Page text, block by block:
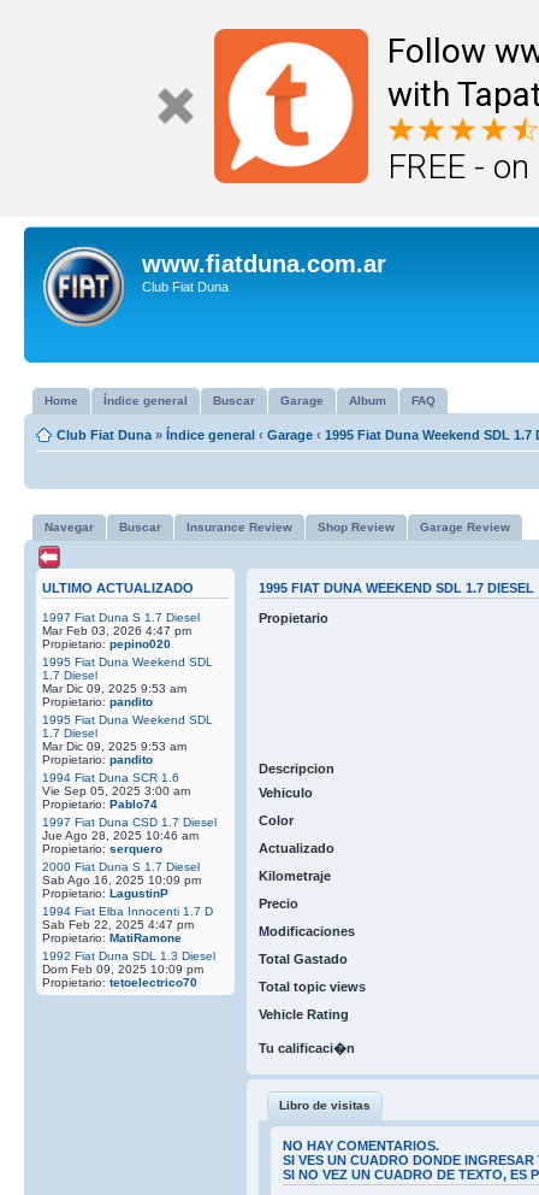
Follow
with
FREE -
www.fiatduna.com.ar
Club Fiat Duna
Home Índice general Buscar Garage Album FAQ
Club Fiat Duna » Índice general ‹ Garage ‹ 1995 Fiat Duna Weekend SDL 1.7
Navegar Buscar Insurance Review Shop Review Garage Review
ULTIMO ACTUALIZADO
1997 Fiat Duna S 1.7 Diesel
Mar Feb 03, 2026 4:47 pm
Propietario: pepino020
1995 Fiat Duna Weekend SDL
1.7 Diesel
Mar Dic 09, 2025 9:53 am
Propietario: pandito
1995 Fiat Duna Weekend SDL
1.7 Diesel
Mar Dic 09, 2025 9:53 am
Propietario: pandito
1994 Fiat Duna SCR 1.6
Vie Sep 05, 2025 3:00 am
Propietario: Pablo74
1997 Fiat Duna CSD 1.7 Diesel
Jue Ago 28, 2025 10:46 am
Propietario: serquero
2000 Fiat Duna S 1.7 Diesel
Sab Ago 16, 2025 10:09 pm
Propietario: LagustinP
1994 Fiat Elba Innocenti 1.7 D
Sab Feb 22, 2025 4:47 pm
Propietario: MatiRamone
1992 Fiat Duna SDL 1.3 Diesel
Dom Feb 09, 2025 10:09 pm
Propietario: tetoelectrico70
1995 FIAT DUNA WEEKEND SDL 1.7 DIESEL
Propietario
Descripcion
Vehiculo
Color
Actualizado
Kilometraje
Precio
Modificaciones
Total Gastado
Total topic views
Vehicle Rating
Tu calificaci�n
Libro de visitas
NO HAY COMENTARIOS.
SI VES UN CUADRO DONDE
SI NO VEZ UN CUADRO DE TEXTO, ES